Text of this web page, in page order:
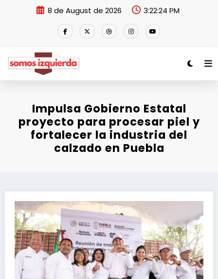
8 de August de 2026 3:22:24 PM
Impulsa Gobierno Estatal
proyecto para procesar piel y
fortalecer la industria del
calzado en Puebla